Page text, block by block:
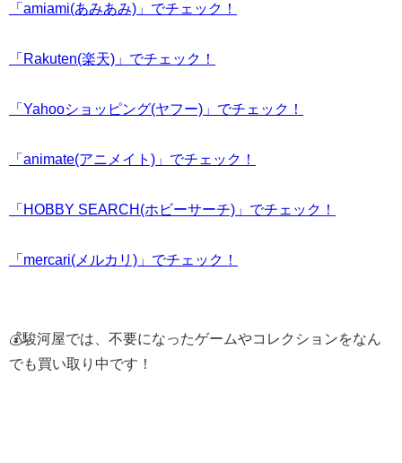
「amiami(あみあみ)」でチェック！
「Rakuten(楽天)」でチェック！
「Yahooショッピング(ヤフー)」でチェック！
「animate(アニメイト)」でチェック！
「HOBBY SEARCH(ホビーサーチ)」でチェック！
「mercari(メルカリ)」でチェック！
💰駿河屋では、不要になったゲームやコレクションをなん
でも買い取り中です！